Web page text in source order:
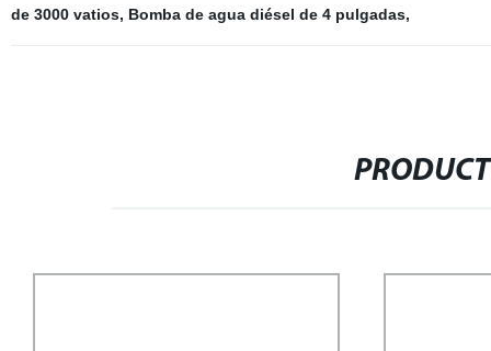
de 3000 vatios, Bomba de agua diésel de 4 pulgadas,